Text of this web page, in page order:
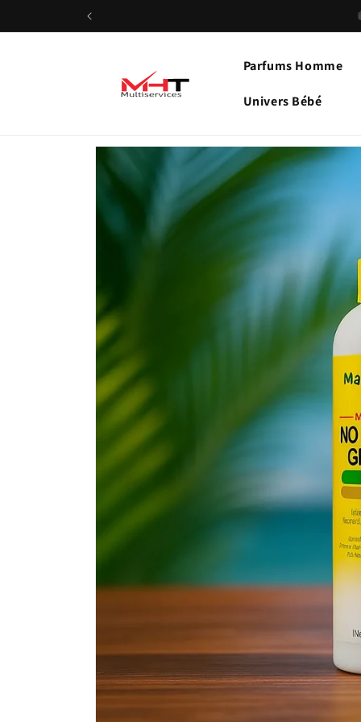
au
Parfums Homme
Univers Bébé
Passer aux
produits